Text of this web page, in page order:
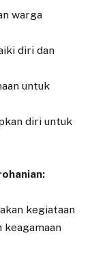
warga
diri dan
untuk
diri untuk
kegiataan
keagamaan